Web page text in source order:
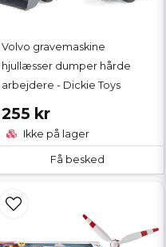
Volvo gravemaskine
hjullæsser dumper hårde
arbejdere - Dickie Toys
255 kr
Ikke på lager
Få besked